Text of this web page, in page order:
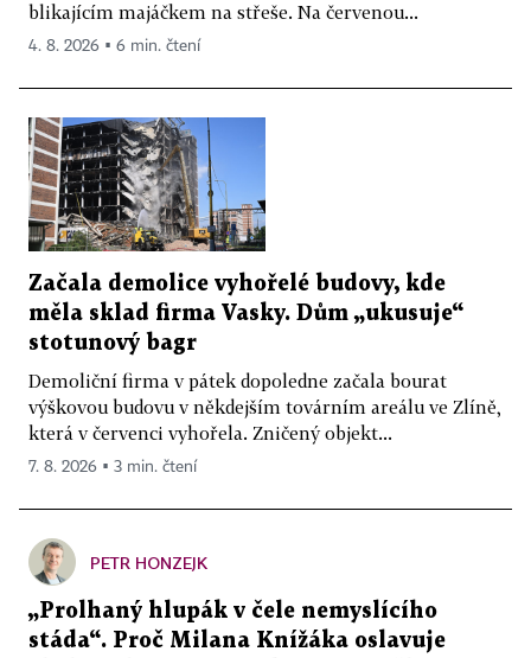
blikajícím majáčkem na střeše. Na červenou...
4. 8. 2026 ▪ 6 min. čtení
Začala demolice vyhořelé budovy, kde
měla sklad firma Vasky. Dům „ukusuje“
stotunový bagr
Demoliční firma v pátek dopoledne začala bourat
výškovou budovu v někdejším továrním areálu ve Zlíně,
která v červenci vyhořela. Zničený objekt...
7. 8. 2026 ▪ 3 min. čtení
PETR HONZEJK
„Prolhaný hlupák v čele nemyslícího
stáda“. Proč Milana Knížáka oslavuje